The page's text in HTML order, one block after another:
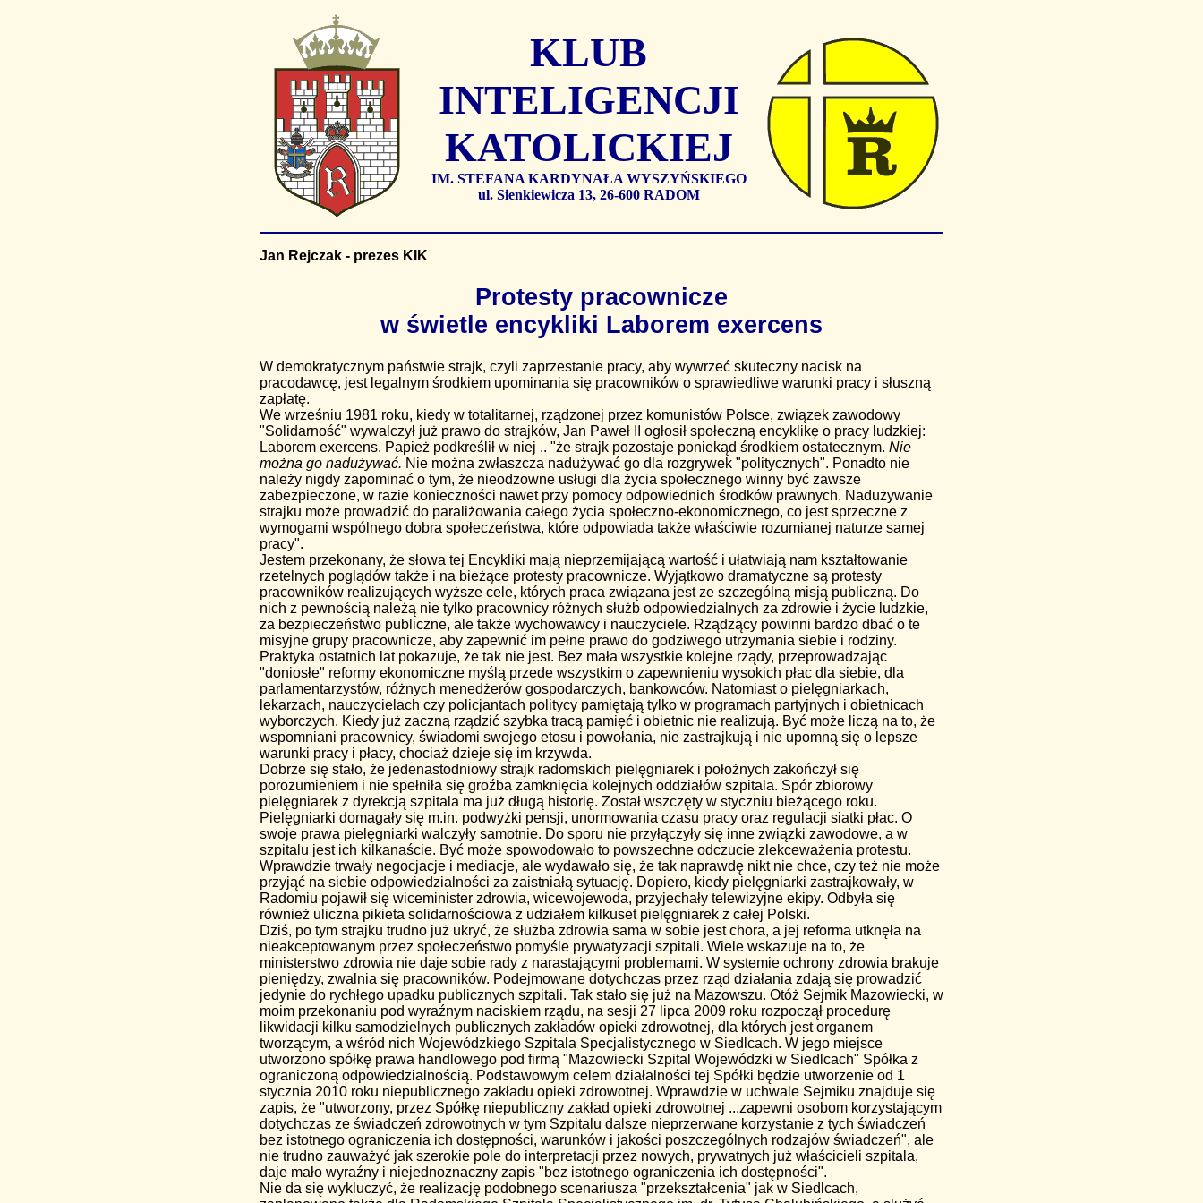
KLUB
INTELIGENCJI
KATOLICKIEJ
IM. STEFANA KARDYNAŁA WYSZYŃSKIEGO
ul. Sienkiewicza 13, 26-600 RADOM
Jan Rejczak - prezes KIK
Protesty pracownicze
w świetle encykliki Laborem exercens
W demokratycznym państwie strajk, czyli zaprzestanie pracy, aby wywrzeć skuteczny nacisk na
pracodawcę, jest legalnym środkiem upominania się pracowników o sprawiedliwe warunki pracy i słuszną
zapłatę.
We wrześniu 1981 roku, kiedy w totalitarnej, rządzonej przez komunistów Polsce, związek zawodowy
"Solidarność" wywalczył już prawo do strajków, Jan Paweł II ogłosił społeczną encyklikę o pracy ludzkiej:
Laborem exercens. Papież podkreślił w niej .. "że strajk pozostaje poniekąd środkiem ostatecznym. Nie
można go nadużywać. Nie można zwłaszcza nadużywać go dla rozgrywek "politycznych". Ponadto nie
należy nigdy zapominać o tym, że nieodzowne usługi dla życia społecznego winny być zawsze
zabezpieczone, w razie konieczności nawet przy pomocy odpowiednich środków prawnych. Nadużywanie
strajku może prowadzić do paraliżowania całego życia społeczno-ekonomicznego, co jest sprzeczne z
wymogami wspólnego dobra społeczeństwa, które odpowiada także właściwie rozumianej naturze samej
pracy".
Jestem przekonany, że słowa tej Encykliki mają nieprzemijającą wartość i ułatwiają nam kształtowanie
rzetelnych poglądów także i na bieżące protesty pracownicze. Wyjątkowo dramatyczne są protesty
pracowników realizujących wyższe cele, których praca związana jest ze szczególną misją publiczną. Do
nich z pewnością należą nie tylko pracownicy różnych służb odpowiedzialnych za zdrowie i życie ludzkie,
za bezpieczeństwo publiczne, ale także wychowawcy i nauczyciele. Rządzący powinni bardzo dbać o te
misyjne grupy pracownicze, aby zapewnić im pełne prawo do godziwego utrzymania siebie i rodziny.
Praktyka ostatnich lat pokazuje, że tak nie jest. Bez mała wszystkie kolejne rządy, przeprowadzając
"doniosłe" reformy ekonomiczne myślą przede wszystkim o zapewnieniu wysokich płac dla siebie, dla
parlamentarzystów, różnych menedżerów gospodarczych, bankowców. Natomiast o pielęgniarkach,
lekarzach, nauczycielach czy policjantach politycy pamiętają tylko w programach partyjnych i obietnicach
wyborczych. Kiedy już zaczną rządzić szybka tracą pamięć i obietnic nie realizują. Być może liczą na to, że
wspomniani pracownicy, świadomi swojego etosu i powołania, nie zastrajkują i nie upomną się o lepsze
warunki pracy i płacy, chociaż dzieje się im krzywda.
Dobrze się stało, że jedenastodniowy strajk radomskich pielęgniarek i położnych zakończył się
porozumieniem i nie spełniła się groźba zamknięcia kolejnych oddziałów szpitala. Spór zbiorowy
pielęgniarek z dyrekcją szpitala ma już długą historię. Został wszczęty w styczniu bieżącego roku.
Pielęgniarki domagały się m.in. podwyżki pensji, unormowania czasu pracy oraz regulacji siatki płac. O
swoje prawa pielęgniarki walczyły samotnie. Do sporu nie przyłączyły się inne związki zawodowe, a w
szpitalu jest ich kilkanaście. Być może spowodowało to powszechne odczucie zlekceważenia protestu.
Wprawdzie trwały negocjacje i mediacje, ale wydawało się, że tak naprawdę nikt nie chce, czy też nie może
przyjąć na siebie odpowiedzialności za zaistniałą sytuację. Dopiero, kiedy pielęgniarki zastrajkowały, w
Radomiu pojawił się wiceminister zdrowia, wicewojewoda, przyjechały telewizyjne ekipy. Odbyła się
również uliczna pikieta solidarnościowa z udziałem kilkuset pielęgniarek z całej Polski.
Dziś, po tym strajku trudno już ukryć, że służba zdrowia sama w sobie jest chora, a jej reforma utknęła na
nieakceptowanym przez społeczeństwo pomyśle prywatyzacji szpitali. Wiele wskazuje na to, że
ministerstwo zdrowia nie daje sobie rady z narastającymi problemami. W systemie ochrony zdrowia brakuje
pieniędzy, zwalnia się pracowników. Podejmowane dotychczas przez rząd działania zdają się prowadzić
jedynie do rychłego upadku publicznych szpitali. Tak stało się już na Mazowszu. Otóż Sejmik Mazowiecki, w
moim przekonaniu pod wyraźnym naciskiem rządu, na sesji 27 lipca 2009 roku rozpoczął procedurę
likwidacji kilku samodzielnych publicznych zakładów opieki zdrowotnej, dla których jest organem
tworzącym, a wśród nich Wojewódzkiego Szpitala Specjalistycznego w Siedlcach. W jego miejsce
utworzono spółkę prawa handlowego pod firmą "Mazowiecki Szpital Wojewódzki w Siedlcach" Spółka z
ograniczoną odpowiedzialnością. Podstawowym celem działalności tej Spółki będzie utworzenie od 1
stycznia 2010 roku niepublicznego zakładu opieki zdrowotnej. Wprawdzie w uchwale Sejmiku znajduje się
zapis, że "utworzony, przez Spółkę niepubliczny zakład opieki zdrowotnej ...zapewni osobom korzystającym
dotychczas ze świadczeń zdrowotnych w tym Szpitalu dalsze nieprzerwane korzystanie z tych świadczeń
bez istotnego ograniczenia ich dostępności, warunków i jakości poszczególnych rodzajów świadczeń", ale
nie trudno zauważyć jak szerokie pole do interpretacji przez nowych, prywatnych już właścicieli szpitala,
daje mało wyraźny i niejednoznaczny zapis "bez istotnego ograniczenia ich dostępności".
Nie da się wykluczyć, że realizację podobnego scenariusza "przekształcenia" jak w Siedlcach,